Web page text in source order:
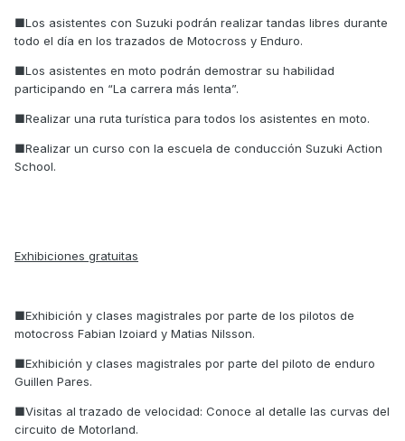
■Los asistentes con Suzuki podrán realizar tandas libres durante
todo el día en los trazados de Motocross y Enduro.
■Los asistentes en moto podrán demostrar su habilidad
participando en “La carrera más lenta”.
■Realizar una ruta turística para todos los asistentes en moto.
■Realizar un curso con la escuela de conducción Suzuki Action
School.
Exhibiciones gratuitas
■Exhibición y clases magistrales por parte de los pilotos de
motocross Fabian Izoiard y Matias Nilsson.
■Exhibición y clases magistrales por parte del piloto de enduro
Guillen Pares.
■Visitas al trazado de velocidad: Conoce al detalle las curvas del
circuito de Motorland.